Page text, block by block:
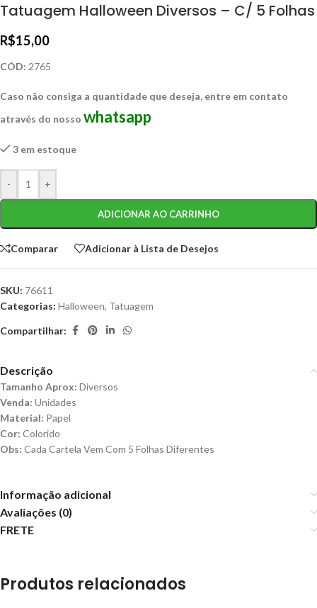
Tatuagem Halloween Diversos – C/ 5 Folhas
R$15,00
CÓD: 2765
Caso não consiga a quantidade que deseja, entre em contato
através do nosso whatsapp
3 em estoque
- +
ADICIONAR AO CARRINHO
Comparar Adicionar à Lista de Desejos
SKU: 76611
Categorias: Halloween, Tatuagem
Compartilhar:
Descrição
Tamanho Aprox: Diversos
Venda: Unidades
Material: Papel
Cor: Colorido
Obs: Cada Cartela Vem Com 5 Folhas Diferentes
Informação adicional
Avaliações (0)
FRETE
Produtos relacionados